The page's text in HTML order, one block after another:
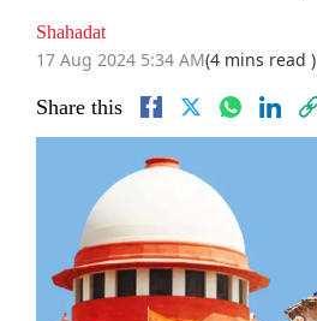
Shahadat
17 Aug 2024 5:34 AM(4 mins read )
Share this